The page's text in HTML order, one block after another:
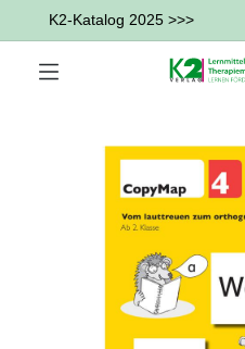
K2-Katalog 2025 >>>